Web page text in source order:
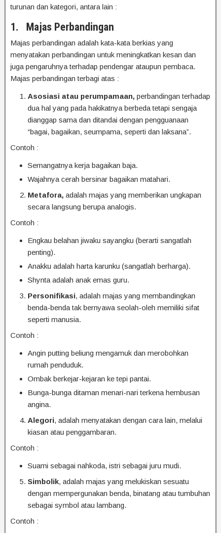
turunan dan kategori, antara lain :
1. Majas Perbandingan
Majas perbandingan adalah kata-kata berkias yang
menyatakan perbandingan untuk meningkatkan kesan dan
juga pengaruhnya terhadap pendengar ataupun pembaca.
Majas perbandingan terbagi atas :
Asosiasi atau perumpamaan, perbandingan terhadap
dua hal yang pada hakikatnya berbeda tetapi sengaja
dianggap sama dan ditandai dengan pengguanaan
“bagai, bagaikan, seumpama, seperti dan laksana”.
Contoh :
Semangatnya kerja bagaikan baja.
Wajahnya cerah bersinar bagaikan matahari.
Metafora, adalah majas yang memberikan ungkapan
secara langsung berupa analogis.
Contoh :
Engkau belahan jiwaku sayangku (berarti sangatlah
penting).
Anakku adalah harta karunku (sangatlah berharga).
Shynta adalah anak emas guru.
Personifikasi, adalah majas yang membandingkan
benda-benda tak bernyawa seolah-oleh memiliki sifat
seperti manusia.
Contoh :
Angin putting beliung mengamuk dan merobohkan
rumah penduduk.
Ombak berkejar-kejaran ke tepi pantai.
Bunga-bunga ditaman menari-nari terkena hembusan
angina.
Alegori, adalah menyatakan dengan cara lain, melalui
kiasan atau penggambaran.
Contoh :
Suami sebagai nahkoda, istri sebagai juru mudi.
Simbolik, adalah majas yang melukiskan sesuatu
dengan mempergunakan benda, binatang atau tumbuhan
sebagai symbol atau lambang.
Contoh :